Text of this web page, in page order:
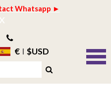
Whatsapp ►
x
€ $USD